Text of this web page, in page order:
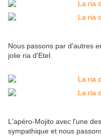
Nous passons par d'autres
jolie ria d'Etel.
L'apéro-Mojito avec l'une
sympathique et nous